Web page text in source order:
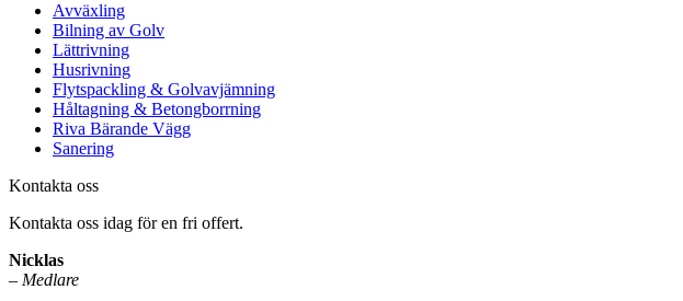
Avväxling
Bilning av Golv
Lättrivning
Husrivning
Flytspackling & Golvavjämning
Håltagning & Betongborrning
Riva Bärande Vägg
Sanering
Kontakta oss
Kontakta oss idag för en fri offert.
Nicklas
– Medlare